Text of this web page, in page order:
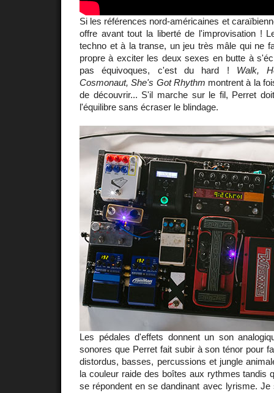
Si les références nord-américaines et
offre avant tout la liberté de l'improvisation !
techno et à la transe, un jeu très mâle qui ne
propre à exciter les deux sexes en butte à
pas équivoques, c'est du hard ! Walk,
Cosmonaut, She's Got Rhythm montrent à la
de découvrir... S'il marche sur le fil, Perret
l'équilibre sans écraser le blindage.
Les pédales d'effets donnent un son
sonores que Perret fait subir à son ténor pour
distordus, basses, percussions et jungle
la couleur raide des boîtes aux rythmes tandis
se répondent en se dandinant avec lyrisme. Je